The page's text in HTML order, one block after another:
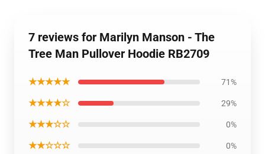
7 reviews for Marilyn Manson - The
Tree Man Pullover Hoodie RB2709
★★★★★ 71%
★★★★☆ 29%
★★★☆☆ 0%
★★☆☆☆ 0%